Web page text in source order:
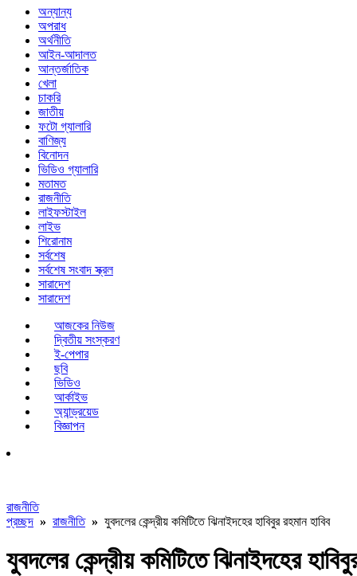
অন্যান্য
অপরাধ
অর্থনীতি
আইন-আদালত
আন্তর্জাতিক
খেলা
চাকরি
জাতীয়
ফটো গ্যালারি
বাণিজ্য
বিনোদন
ভিডিও গ্যালারি
মতামত
রাজনীতি
লাইফস্টাইল
লাইভ
শিরোনাম
সর্বশেষ
সর্বশেষ সংবাদ স্ক্রল
সারাদেশ
সারাদেশ
আজকের নিউজ
দ্বিতীয় সংস্করণ
ই-পেপার
ছবি
ভিডিও
আর্কাইভ
অ্যান্ড্রয়েড
বিজ্ঞাপন
রাজনীতি
প্রচ্ছদ » রাজনীতি» যুবদলের কেন্দ্রীয় কমিটিতে ঝিনাইদহের হাবিবুর রহমান হাবিব
যুবদলের কেন্দ্রীয় কমিটিতে ঝিনাইদহের